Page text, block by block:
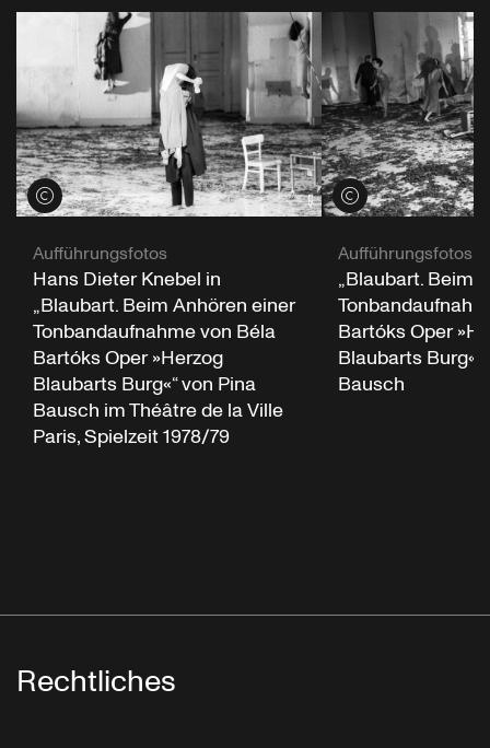
Credits öffnen
Aufführungsfotos
Hans Dieter Knebel in
„Blaubart. Beim Anhören einer
Tonbandaufnahme von Béla
Bartóks Oper »Herzog
Blaubarts Burg«“ von Pina
Bausch im Théâtre de la Ville
Paris, Spielzeit 1978/79
Credits öffnen
Aufführungsfotos
„Blaubart. Beim
Bartóks Oper
Blaubarts Burg«“
Bausch
Rechtliches